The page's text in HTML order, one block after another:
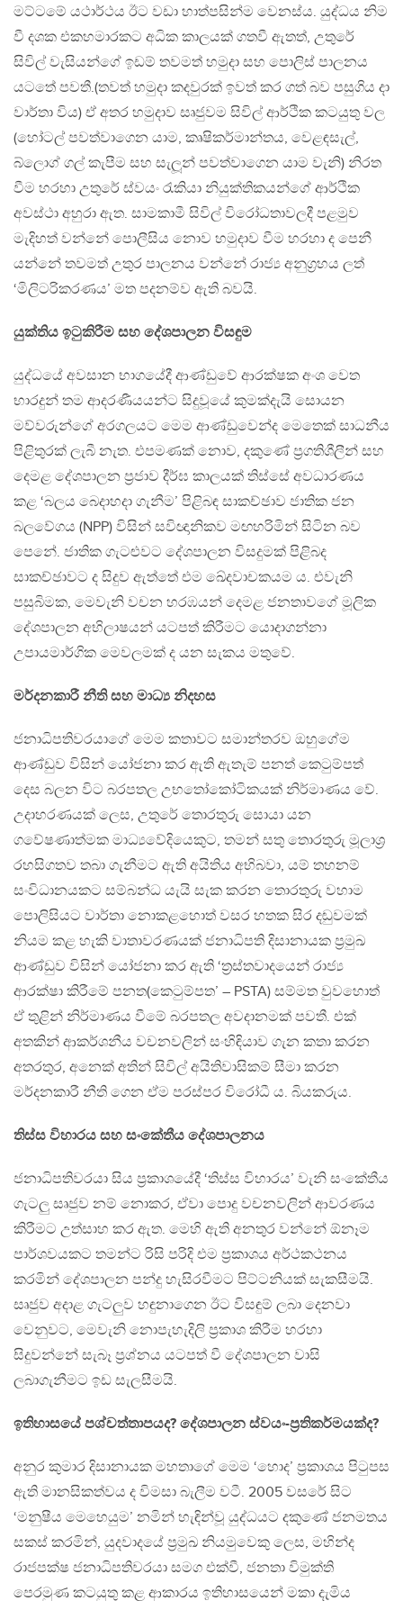
මට්ටමේ යථාර්ථය ඊට වඩා හාත්පසින්ම වෙනස්ය. යුද්ධය නිම
වී දශක එකහමාරකට අධික කාලයක් ගතවී ඇතත්, උතුරේ
සිවිල් වැසියන්ගේ ඉඩම් තවමත් හමුදා සහ පොලිස් පාලනය
යටතේ පවතී.(තවත් හමුදා කදවුරක් ඉවත් කර ගත් බව පසුගිය දා
වාර්තා විය) ඒ අතර හමුදාව සෘජුවම සිවිල් ආර්ථික කටයුතු වල
(හෝටල් පවත්වාගෙන යාම, කෘෂිකර්මාන්තය, වෙළඳසැල්,
බ්ලොග් ගල් කැපීම සහ සැලූන් පවත්වාගෙන යාම වැනි) නිරත
වීම හරහා උතුරේ ස්වයං රැකියා නියුක්තිකයන්ගේ ආර්ථික
අවස්ථා අහුරා ඇත. සාමකාමී සිවිල් විරෝධතාවලදී පළමුව
මැදිහත් වන්නේ පොලීසිය නොව හමුදාව වීම හරහා ද පෙනී
යන්නේ තවමත් උතුර පාලනය වන්නේ රාජ්‍ය අනුග්‍රහය ලත්
‘මිලිටරිකරණය’ මත පදනම්ව ඇති බවයි.
යුක්තිය ඉටුකිරීම සහ දේශපාලන විසඳුම
යුද්ධයේ අවසාන භාගයේදී ආණ්ඩුවේ ආරක්ෂක අංශ වෙත
භාරදුන් තම ආදරණීයයන්ට සිදුවූයේ කුමක්දැයි සොයන
මව්වරුන්ගේ අරගලයට මෙම ආණ්ඩුවෙන්ද මෙතෙක් සාධනීය
පිළිතුරක් ලැබී නැත. එපමණක් නොව, දකුණේ ප්‍රගතිශීලීන් සහ
දෙමළ දේශපාලන ප්‍රජාව දීර්ඝ කාලයක් තිස්සේ අවධාරණය
කළ ‘බලය බෙදාහදා ගැනීම’ පිළිබඳ සාකච්ඡාව ජාතික ජන
බලවේගය (NPP) විසින් සවිඥානිකව මඟහරිමින් සිටින බව
පෙනේ. ජාතික ගැටළුවට දේශපාලන විසදුමක් පිළිබද
සාකච්ඡාවට ද සිදුව ඇත්තේ එම ඛේදවාචකයම ය. එවැනි
පසුබිමක, මෙවැනි වචන හරඹයන් දෙමළ ජනතාවගේ මූලික
දේශපාලන අභිලාෂයන් යටපත් කිරීමට යොදාගන්නා
උපායමාර්ගික මෙවලමක් ද යන සැකය මතුවේ.
මර්දනකාරී නීති සහ මාධ්‍ය නිදහස
ජනාධිපතිවරයාගේ මෙම කතාවට සමාන්තරව ඔහුගේම
ආණ්ඩුව විසින් යෝජනා කර ඇති ඇතැම් පනත් කෙටුම්පත්
දෙස බලන විට බරපතල උභතෝකෝටිකයක් නිර්මාණය වේ.
උදාහරණයක් ලෙස, උතුරේ තොරතුරු සොයා යන
ගවේෂණාත්මක මාධ්‍යවේදියෙකුට, තමන් සතු තොරතුරු මූලාශ්‍ර
රහසිගතව තබා ගැනීමට ඇති අයිතිය අභිබවා, යම් තහනම්
සංවිධානයකට සම්බන්ධ යැයි සැක කරන තොරතුරු වහාම
පොලිසියට වාර්තා නොකළහොත් වසර හතක සිර දඬුවමක්
නියම කළ හැකි වාතාවරණයක් ජනාධිපති දිසානායක ප්‍රමුඛ
ආණ්ඩුව විසින් යෝජනා කර ඇති ‘ත්‍රස්තවාදයෙන් රාජ්‍ය
ආරක්ෂා කිරීමේ පනත(කෙටුම්පත’ – PSTA) සම්මත වුවහොත්
ඒ තුළින් නිර්මාණය වීමේ බරපතල අවදානමක් පවතී. එක්
අතකින් ආකර්ශනීය වචනවලින් සංහිඳියාව ගැන කතා කරන
අතරතුර, අනෙක් අතින් සිවිල් අයිතිවාසිකම් සීමා කරන
මර්දනකාරී නීති ගෙන ඒම පරස්පර විරෝධී ය. බියකරුය.
තිස්ස විහාරය සහ සංකේතීය දේශපාලනය
ජනාධිපතිවරයා සිය ප්‍රකාශයේදී ‘තිස්ස විහාරය’ වැනි සංකේතීය
ගැටලු සෘජුව නම් නොකර, ඒවා පොදු වචනවලින් ආවරණය
කිරීමට උත්සාහ කර ඇත. මෙහි ඇති අනතුර වන්නේ ඕනෑම
පාර්ශවයකට තමන්ට රිසි පරිදි එම ප්‍රකාශය අර්ථකථනය
කරමින් දේශපාලන පන්දු හැසිරවීමට පිට්ටනියක් සැකසීමයි.
සෘජුව අදාළ ගැටලුව හඳුනාගෙන ඊට විසඳුම් ලබා දෙනවා
වෙනුවට, මෙවැනි නොපැහැදිලි ප්‍රකාශ කිරීම හරහා
සිදුවන්නේ සැබෑ ප්‍රශ්නය යටපත් වී දේශපාලන වාසි
ලබාගැනීමට ඉඩ සැලසීමයි.
ඉතිහාසයේ පශ්චත්තාපයද? දේශපාලන ස්වයං-ප්‍රතිකර්මයක්ද?
අනුර කුමාර දිසානායක මහතාගේ මෙම ‘හොද’ ප්‍රකාශය පිටුපස
ඇති මානසිකත්වය ද විමසා බැලීම වටී. 2005 වසරේ සිට
‘මනුෂීය මෙහෙයුම’ නමින් හැඳින්වූ යුද්ධයට දකුණේ ජනමතය
සකස් කරමින්, යුදවාදයේ ප්‍රමුඛ නියමුවෙකු ලෙස, මහින්ද
රාජපක්ෂ ජනාධිපතිවරයා සමග එක්වී, ජනතා විමුක්ති
පෙරමුණ කටයුතු කළ ආකාරය ඉතිහාසයෙන් මකා දැමිය